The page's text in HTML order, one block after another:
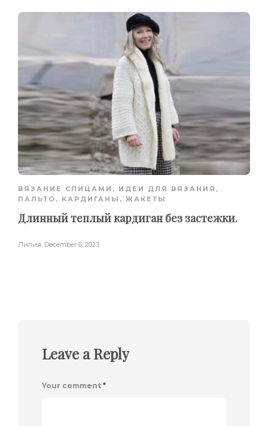
ВЯЗАНИЕ СПИЦАМИ , ИДЕИ ДЛЯ ВЯЗАНИЯ ,
ПАЛЬТО, КАРДИГАНЫ, ЖАКЕТЫ
Длинный теплый кардиган без застежки.
Лилия, December 6, 2023
Leave a Reply
Your comment *